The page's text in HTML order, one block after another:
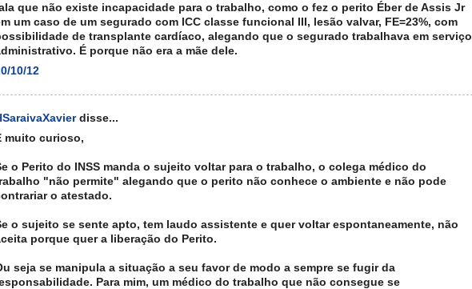
que não existe incapacidade para o trabalho, como o fez o perito Éber de Assis Jr
um caso de um segurado com ICC classe funcional III, lesão valvar, FE=23%, com
de transplante cardíaco, alegando que o segurado trabalhava em serviço
É porque não era a mãe dele.
10/12
disse...
muito curioso,
o Perito do INSS manda o sujeito voltar para o trabalho, o colega médico do
"não permite" alegando que o perito não conhece o ambiente e não pode
o atestado.
o sujeito se sente apto, tem laudo assistente e quer voltar espontaneamente, não
porque quer a liberação do Perito.
seja se manipula a situação a seu favor de modo a sempre se fugir da
Para mim, um médico do trabalho que não consegue se